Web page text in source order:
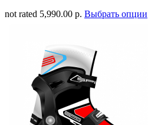
not rated 5,990.00 р. Выбрать опции